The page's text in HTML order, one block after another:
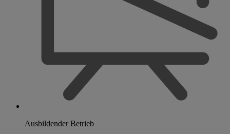
Ausbildender Betrieb